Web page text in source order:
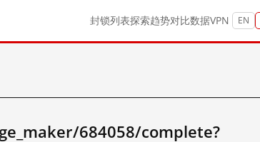
封锁列表探索趋势对比数据VPN EN
684058/complete?